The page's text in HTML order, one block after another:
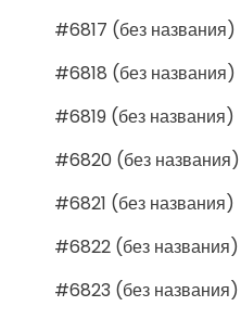
#6817 (без названия)
#6818 (без названия)
#6819 (без названия)
#6820 (без названия)
#6821 (без названия)
#6822 (без названия)
#6823 (без названия)